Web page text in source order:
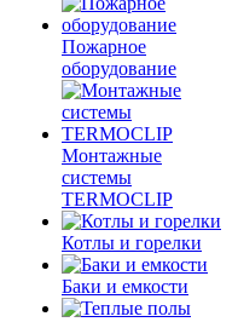
Пожарное
оборудование
Монтажные
системы
TERMOCLIP
Котлы и горелки
Баки и емкости